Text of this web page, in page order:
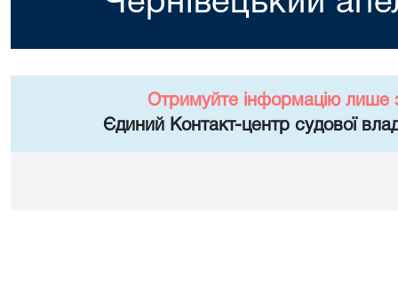
Отримуйте інформацію лише
Єдиний Контакт-центр судової